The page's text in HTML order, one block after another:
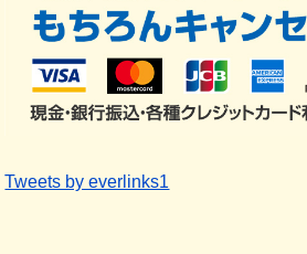
Tweets by everlinks1